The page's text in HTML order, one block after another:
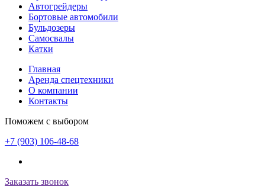
Автогрейдеры
Бортовые автомобили
Бульдозеры
Самосвалы
Катки
Главная
Аренда спецтехники
О компании
Контакты
Поможем с выбором
+7 (903) 106-48-68
Заказать звонок